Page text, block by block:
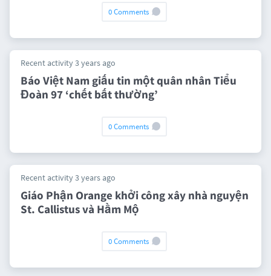
0 Comments
Recent activity 3 years ago
Báo Việt Nam giấu tin một quân nhân Tiểu
Đoàn 97 ‘chết bất thường’
0 Comments
Recent activity 3 years ago
Giáo Phận Orange khởi công xây nhà nguyện
St. Callistus và Hầm Mộ
0 Comments